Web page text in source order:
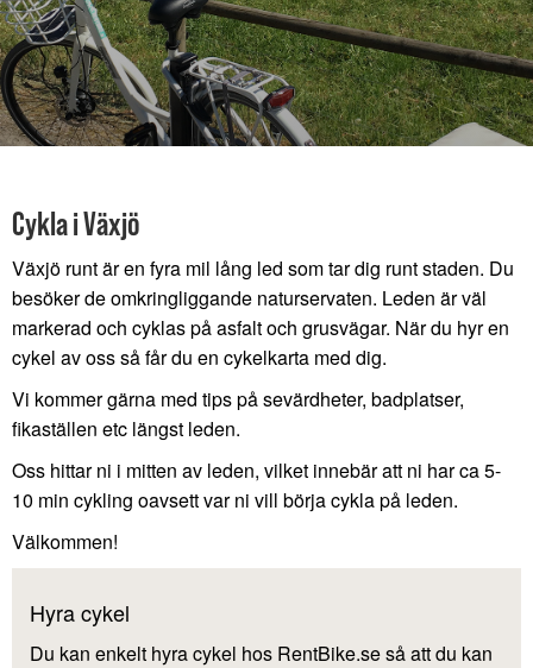
Cykla i Växjö
Växjö runt är en fyra mil lång led som tar dig runt staden. Du
besöker de omkringliggande naturservaten. Leden är väl
markerad och cyklas på asfalt och grusvägar. När du hyr en
cykel av oss så får du en cykelkarta med dig.
Vi kommer gärna med tips på sevärdheter, badplatser,
fikaställen etc längst leden.
Oss hittar ni i mitten av leden, vilket innebär att ni har ca 5-
10 min cykling oavsett var ni vill börja cykla på leden.
Välkommen!
Hyra cykel
Du kan enkelt hyra cykel hos RentBike.se så att du kan